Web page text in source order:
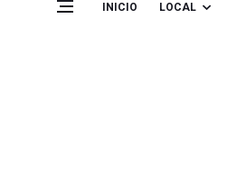
INICIO LOCAL